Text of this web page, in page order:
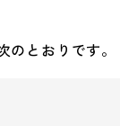
とおりです。